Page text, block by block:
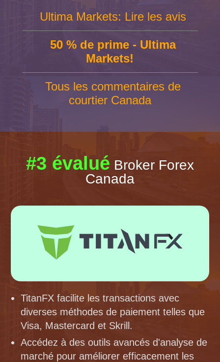
Ultima Markets: Lire les avis
50 % de prime - Ultima
Markets!
Tous les commentaires de
courtier Canada
#3 évalué Broker Forex
Canada
TitanFX facilite les transactions avec
diverses méthodes de paiement telles que
Visa, Mastercard et Skrill.
Accédez à des outils avancés d'analyse de
marché pour améliorer efficacement les